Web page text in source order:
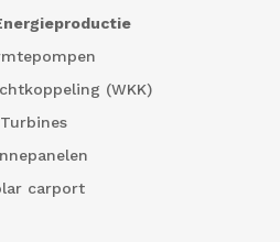
(WKK)
Turbines
carport